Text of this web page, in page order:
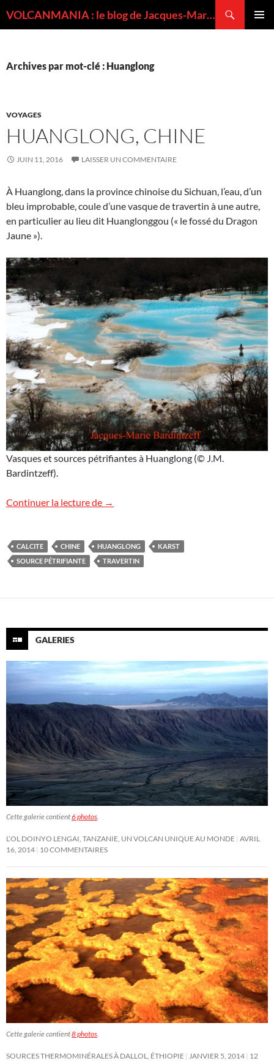
VOLCANMANIA : le blog de Jacques-Marie BARDINTZEFF, volcanologue
Archives par mot-clé : Huanglong
VOYAGES
HUANGLONG, CHINE
JUIN 11, 2016 LAISSER UN COMMENTAIRE
À Huanglong, dans la province chinoise du Sichuan, l’eau, d’un
bleu improbable, coule d’une vasque de travertin à une autre,
en particulier au lieu dit Huanglonggou (« le fossé du Dragon
Jaune »).
Vasques et sources pétrifiantes à Huanglong (© J.M.
Bardintzeff).
Continuer la lecture de Huanglong, Chine
→
CALCITE CHINE HUANGLONG
KARST
SOURCE PÉTRIFIANTE
TRAVERTIN
GALERIES
Cette galerie contient6 photos
L’OL DOINYO LENGAI, TANZANIE, UN VOLCAN UNIQUE AU MONDE AVRIL
16, 2014 10 COMMENTAIRES
Cette galerie contient8 photos
SOURCES THERMOMINÉRALES À DALLOL, ÉTHIOPIE JANVIER 5, 2014 12